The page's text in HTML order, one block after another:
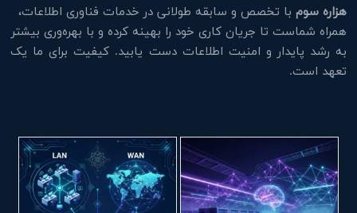
هزاره سوم با تخصص و سابقه طولانی در خدمات فناوری اطلاعات،
همراه شماست تا جریان کاری خود را بهینه کرده و با بهره‌وری بیشتر
به رشد پایدار و امنیت اطلاعات دست یابید. کیفیت برای ما یک
تعهد است.